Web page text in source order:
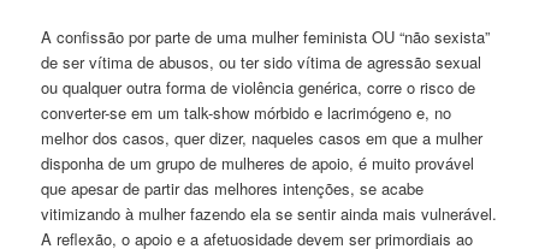
A confissão por parte de uma mulher feminista OU “não sexista”
de ser vítima de abusos, ou ter sido vítima de agressão sexual
ou qualquer outra forma de violência genérica, corre o risco de
converter-se em um talk-show mórbido e lacrimógeno e, no
melhor dos casos, quer dizer, naqueles casos em que a mulher
disponha de um grupo de mulheres de apoio, é muito provável
que apesar de partir das melhores intenções, se acabe
vitimizando à mulher fazendo ela se sentir ainda mais vulnerável.
A reflexão, o apoio e a afetuosidade devem ser primordiais ao